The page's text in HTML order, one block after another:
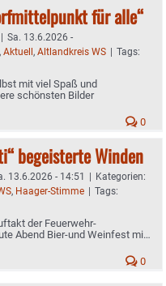
für alle“
| Sa. 13.6.2026 -
, Aktuell, Altlandkreis WS | Tags:
mit viel Spaß und
schönsten Bilder
0
begeisterte Winden
13.6.2026 - 14:51 | Kategorien:
, Haager-Stimme | Tags:
der Feuerwehr-
Abend Bier-und Weinfest mit
0